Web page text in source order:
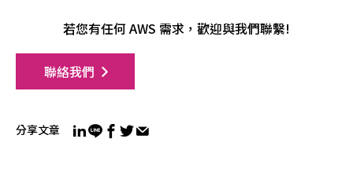
若您有任何 AWS 需求，歡迎與我們聯繫!
聯絡我們
分享文章